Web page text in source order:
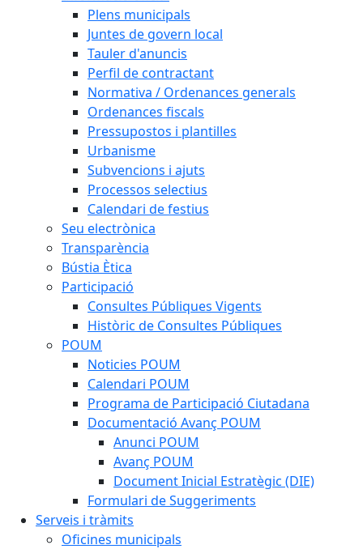
Plens municipals
Juntes de govern local
Tauler d'anuncis
Perfil de contractant
Normativa / Ordenances generals
Ordenances fiscals
Pressupostos i plantilles
Urbanisme
Subvencions i ajuts
Processos selectius
Calendari de festius
Seu electrònica
Transparència
Bústia Ètica
Participació
Consultes Públiques Vigents
Històric de Consultes Públiques
POUM
Noticies POUM
Calendari POUM
Programa de Participació Ciutadana
Documentació Avanç POUM
Anunci POUM
Avanç POUM
Document Inicial Estratègic (DIE)
Formulari de Suggeriments
Serveis i tràmits
Oficines municipals